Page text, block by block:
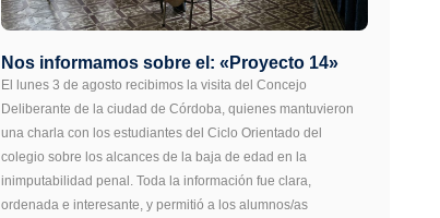
Nos informamos sobre el: «Proyecto 14»
El lunes 3 de agosto recibimos la visita del Concejo
Deliberante de la ciudad de Córdoba, quienes mantuvieron
una charla con los estudiantes del Ciclo Orientado del
colegio sobre los alcances de la baja de edad en la
inimputabilidad penal. Toda la información fue clara,
ordenada e interesante, y permitió a los alumnos/as